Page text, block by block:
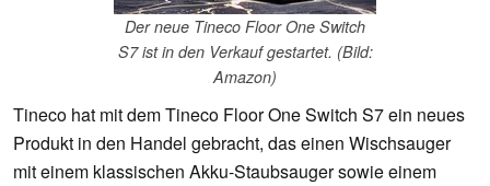
Der neue Tineco Floor One Switch
S7 ist in den Verkauf gestartet. (Bild:
Amazon)
Tineco hat mit dem Tineco Floor One Switch S7 ein neues
Produkt in den Handel gebracht, das einen Wischsauger
mit einem klassischen Akku-Staubsauger sowie einem